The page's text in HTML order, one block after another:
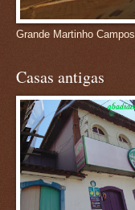
Grande Martinho Campos
Casas antigas